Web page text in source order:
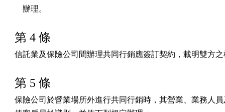
    辦理。
第 4 條
信託業及保險公司間辦理共同行銷應簽訂契約，載明雙方
第 5 條
保險公司於營業場所外進行共同行銷時，其營業、業務人